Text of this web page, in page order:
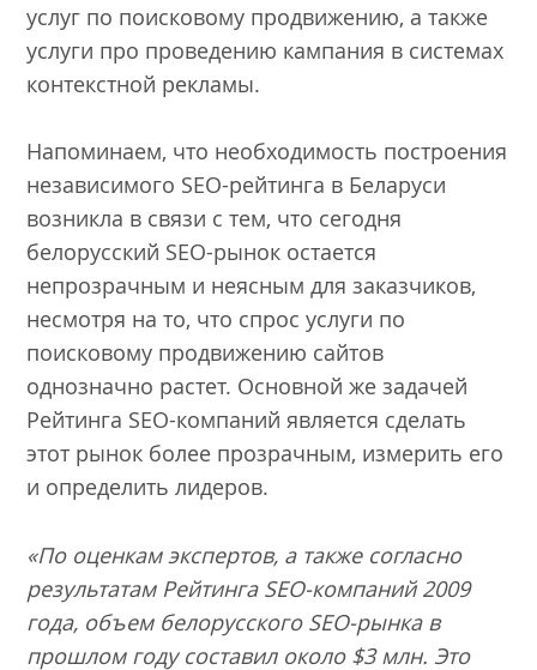
услуг по поисковому продвижению, а также
услуги про проведению кампания в системах
контекстной рекламы.
Напоминаем, что необходимость построения
независимого SEO-рейтинга в Беларуси
возникла в связи с тем, что сегодня
белорусский SEO-рынок остается
непрозрачным и неясным для заказчиков,
несмотря на то, что спрос услуги по
поисковому продвижению сайтов
однозначно растет. Основной же задачей
Рейтинга SEO-компаний является сделать
этот рынок более прозрачным, измерить его
и определить лидеров.
«По оценкам экспертов, а также согласно
результатам Рейтинга SEO-компаний 2009
года, объем белорусского SEO-рынка в
прошлом году составил около $3 млн. Это